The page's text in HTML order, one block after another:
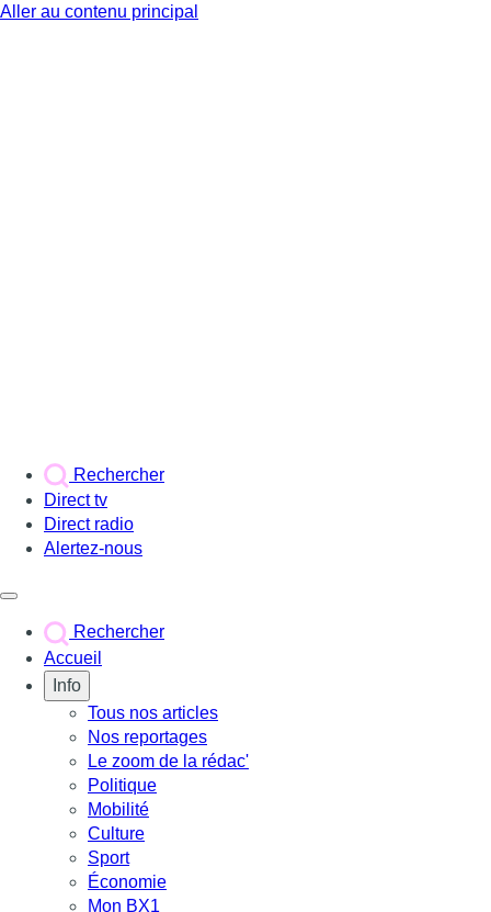
Aller au contenu principal
Rechercher
Direct tv
Direct radio
Alertez-nous
Rechercher
Accueil
Info
Tous nos articles
Nos reportages
Le zoom de la rédac'
Politique
Mobilité
Culture
Sport
Économie
Mon BX1